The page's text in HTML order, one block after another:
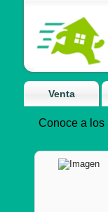
Venta
Conoce a los